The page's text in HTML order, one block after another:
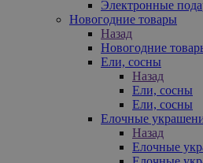
Электронные
Новогодние товары
Назад
Новогодние
Ели, сосны
Назад
Ели, сосны
Ели, сосны
Елочные
Назад
Елочные